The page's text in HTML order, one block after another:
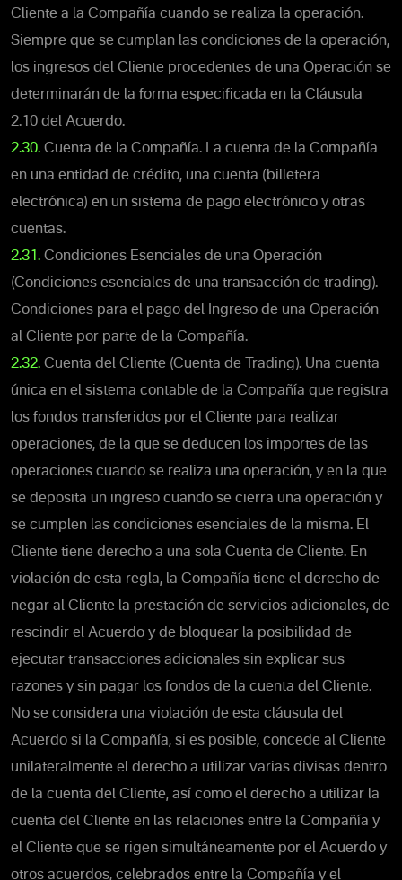
Cliente a la Compañía cuando se realiza la operación.
Siempre que se cumplan las condiciones de la operación,
los ingresos del Cliente procedentes de una Operación se
determinarán de la forma especificada en la Cláusula
2.10 del Acuerdo.
2.30. Cuenta de la Compañía. La cuenta de la Compañía
en una entidad de crédito, una cuenta (billetera
electrónica) en un sistema de pago electrónico y otras
cuentas.
2.31. Condiciones Esenciales de una Operación
(Condiciones esenciales de una transacción de trading).
Condiciones para el pago del Ingreso de una Operación
al Cliente por parte de la Compañía.
2.32. Cuenta del Cliente (Cuenta de Trading). Una cuenta
única en el sistema contable de la Compañía que registra
los fondos transferidos por el Cliente para realizar
operaciones, de la que se deducen los importes de las
operaciones cuando se realiza una operación, y en la que
se deposita un ingreso cuando se cierra una operación y
se cumplen las condiciones esenciales de la misma. El
Cliente tiene derecho a una sola Cuenta de Cliente. En
violación de esta regla, la Compañía tiene el derecho de
negar al Cliente la prestación de servicios adicionales, de
rescindir el Acuerdo y de bloquear la posibilidad de
ejecutar transacciones adicionales sin explicar sus
razones y sin pagar los fondos de la cuenta del Cliente.
No se considera una violación de esta cláusula del
Acuerdo si la Compañía, si es posible, concede al Cliente
unilateralmente el derecho a utilizar varias divisas dentro
de la cuenta del Cliente, así como el derecho a utilizar la
cuenta del Cliente en las relaciones entre la Compañía y
el Cliente que se rigen simultáneamente por el Acuerdo y
otros acuerdos, celebrados entre la Compañía y el